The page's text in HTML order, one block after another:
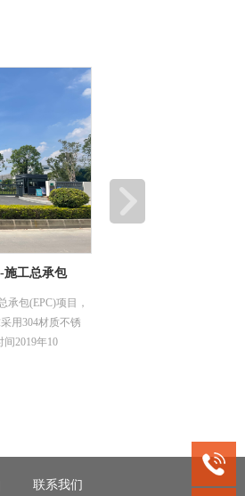
施工总承包
包(EPC)项目，
用304材质不锈
2019年10
联系我们